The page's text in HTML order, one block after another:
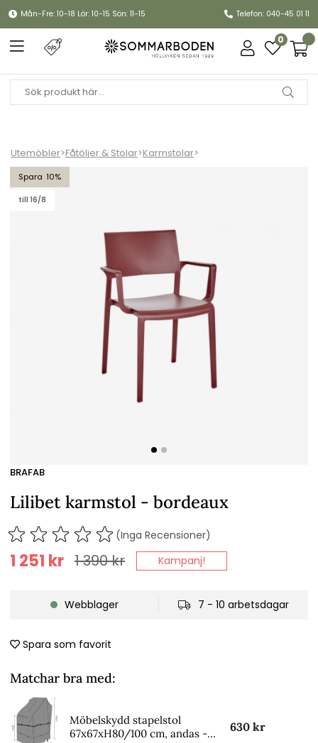
Mån-Fre: 10-18 Lör: 10-15 Sön: 11-15 Telefon: 040-45 01 11
0
Utemöbler>Fåtöljer & Stolar>Karmstolar>
10
till 16/8
Lilibet karmstol - bordeaux
BRAFAB
Lilibet karmstol - bordeaux
(Inga Recensioner)
1 390kr
1 251 kr Kampanj!
Webblager 7 - 10 arbetsdagar
Spara som favorit
Matchar bra med:
Möbelskydd stapelstol
67x67xH80/100 cm, andas -
630 kr